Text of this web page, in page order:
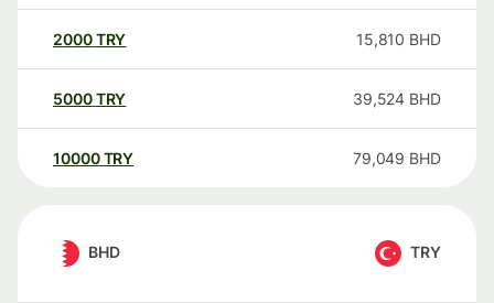
2000TRY 15,810 BHD
5000TRY 39,524 BHD
10000 TRY 79,049 BHD
BHD TRY